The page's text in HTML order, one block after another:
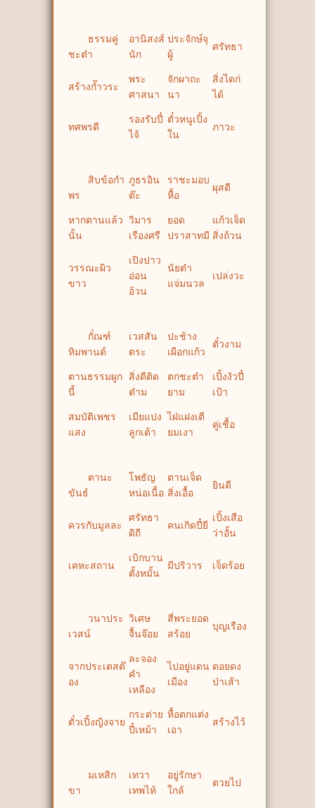
ธรรมคู่
ชะต๋า
อานิสงส์
นัก
ประจักษ์จุ
ผู้
ศรัทธา
สร้างก๊ำวระ
พระ
ศาสนา
จักผาถะ
นา
สิ่งไดก่
ได้
ทศพรดี
รองรับปี๋
ไจ้
ตั๋วหนูเปิ้ง
ใน
ภาวะ
สิบข้อกำ
พร
ภูธรอิน
ต๊ะ
ราชะมอบ
หื้อ
ผุสดี
หากตานแล้ว
นั้น
วิมาร
เรืองศรี
ยอด
ปราสาทมี
แก้วเจ็ด
สิ่งถ้วน
วรรณะผิว
ขาว
เปิงปาว
อ่อน
อ้วน
นัยต๋า
แจ่มนวล
เปล่งวะ
กั๋ณฑ์
หิมพานต์
เวสสัน
ตระ
ปะช้าง
เผือกแก้ว
ตั๋วงาม
ตานธรรมผูก
นี้
สิ่งดีติด
ต๋าม
ตกชะต๋า
ยาม
เปิ้งงัวปี๋
เป้า
สมบัติเพชร
แสง
เมียแปง
ลูกเต้า
ไฝ่แฝงเตี
ยมเงา
คู่เชื้อ
ตานะ
ขันธ์
โพธัญ
หน่อเนื้อ
ตานเจ็ด
สิ่งเอื้อ
ยินดี
ควรกับมูลละ
ศรัทธา
ดิถี
คนเกิดปี๋ยี
เปิ้งเสือ
ว่าอั้น
เคหะสถาน
เบิกบาน
ตั้งหมั้น
มีปริวาร เจ็ดร้อย
วนาประ
เวสน์
วิเศษ
จื้นจ๊อย
สี่พระยอด
สร้อย
บุญเรือง
จากประเตสต๊
อง
ละจอง
คำ
เหลือง
ไปอยู่แดน
เมือง
ดอยดง
ป่าเส้า
ตั๋วเปิ้งญิงจาย
กระต่าย
ปี๋เหม้า
หื้อตกแต่ง
เอา
สร้างไว้
มเหสิก
ขา
เทวา
เทพไท้
อยู่รักษา
ใกล้
ตวยไป